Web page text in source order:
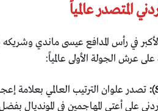
في رأس المدافع عيسى ماندي
عرش الجولة الأولى عالمياً:
تصدر علوان الترتيب العالمي بعلامة
على أعتى المهاجمين في المونديال